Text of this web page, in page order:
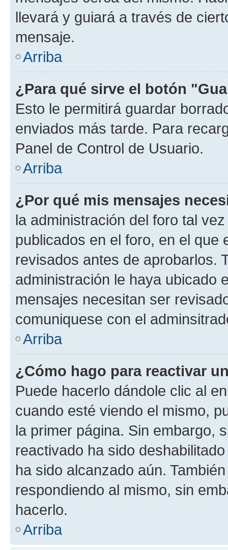
llevará y guiará a través de
mensaje.
Arriba
¿Para qué sirve el botón
Esto le permitirá guardar
enviados más tarde. Para
Panel de Control de Usuario.
Arriba
¿Por qué mis mensajes
la administración del foro tal
publicados en el foro, en el
revisados antes de aprobarlos.
administración le haya ubicado
mensajes necesitan ser
comuniquese con el
Arriba
¿Cómo hago para reactivar
Puede hacerlo dándole clic al
cuando esté viendo el mismo,
la primer página. Sin embargo,
reactivado ha sido
ha sido alcanzado aún.
respondiendo al mismo, sin
hacerlo.
Arriba